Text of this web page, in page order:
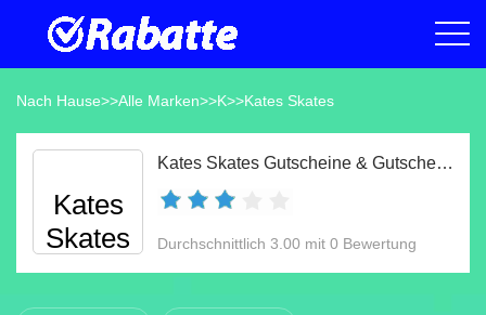
Nach Hause>>Alle Marken>>K>>Kates Skates
Kates
Skates
Kates Skates Gutscheine & Gutscheincodes Aug 2026
Durchschnittlich 3.00 mit 0 Bewertung